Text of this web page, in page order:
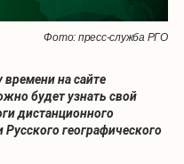
Фото: пресс-служба РГО
на сайте
будет узнать свой
дистанционного
географического